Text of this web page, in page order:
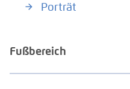
Porträt
Fußbereich